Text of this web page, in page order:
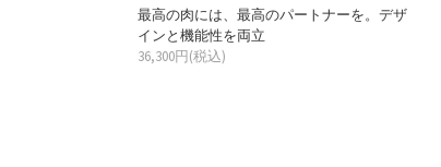
最高の肉には、最高のパートナーを。デザ
インと機能性を両立
36,300円(税込)